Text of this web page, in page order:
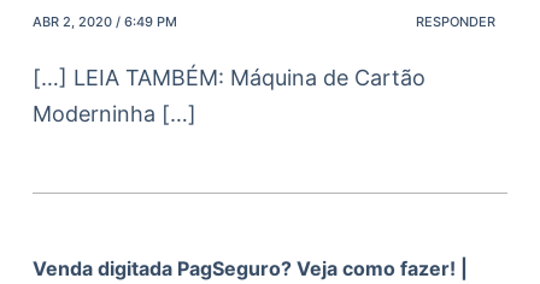
ABR 2, 2020 / 6:49 PM RESPONDER
[…] LEIA TAMBÉM: Máquina de Cartão
Moderninha […]
Venda digitada PagSeguro? Veja como fazer! |